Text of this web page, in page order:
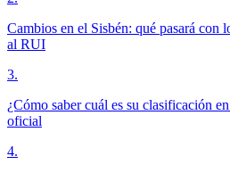
Cambios en el Sisbén: qué pasará con
al RUI
3.
¿Cómo saber cuál es su clasificación
oficial
4.